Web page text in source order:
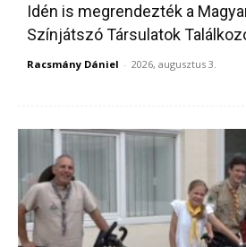
Idén is megrendezték a
Színjátszó Társulatok
Racsmány Dániel - 2026, augusztus 3.